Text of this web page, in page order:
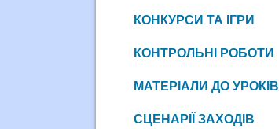
КОНКУРСИ ТА ІГРИ
КОНТРОЛЬНІ РОБОТИ
МАТЕРІАЛИ ДО УРОКІВ
СЦЕНАРІЇ ЗАХОДІВ